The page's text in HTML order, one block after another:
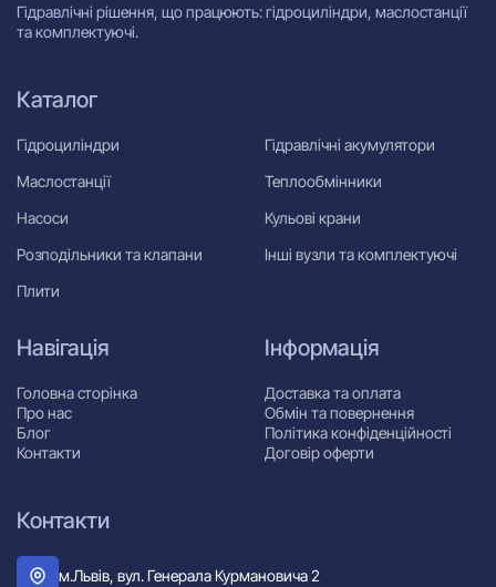
Гідравлічні рішення, що працюють: гідроциліндри, маслостанції
та комплектуючі.
Навігація
Головна сторінка
Про нас
Блог
Контакти
Каталог
Гідроциліндри
Маслостанції
Насоси
Розподільники та клапани
Плити
Гідравлічні акумулятори
Теплообмінники
Кульові крани
Інші вузли та комплектуючі
Інформація
Доставка та оплата
Обмін та повернення
Політика конфіденційності
Договір оферти
Контакти
м.Львів, вул. Генерала Курмановича 2